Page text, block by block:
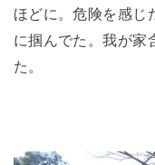
ほどに。危険を感じ
に掴んでた。我が家
た。